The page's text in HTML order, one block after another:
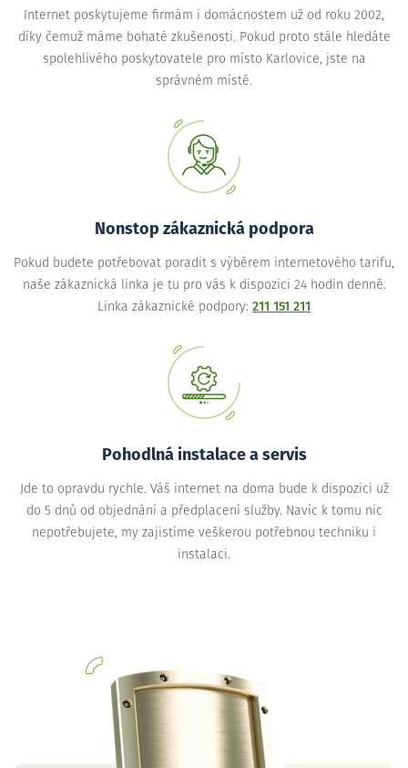
Internet poskytujeme firmám i domácnostem už od roku 2002,
díky čemuž máme bohaté zkušenosti. Pokud proto stále hledáte
spolehlivého poskytovatele pro místo Karlovice, jste na
správném místě.
Nonstop zákaznická podpora
Pokud budete potřebovat poradit s výběrem internetového tarifu,
naše zákaznická linka je tu pro vás k dispozici 24 hodin denně.
Linka zákaznické podpory: 211 151 211
Pohodlná instalace a servis
Jde to opravdu rychle. Váš internet na doma bude k dispozici už
do 5 dnů od objednání a předplacení služby. Navíc k tomu nic
nepotřebujete, my zajistíme veškerou potřebnou techniku i
instalaci.